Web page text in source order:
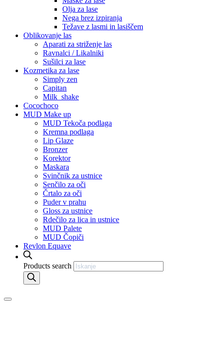
Olja za lase
Nega brez izpiranja
Težave z lasmi in lasiščem
Oblikovanje las
Aparati za striženje las
Ravnalci / Likalniki
Sušilci za lase
Kozmetika za lase
Simply zen
Capitan
Milk_shake
Cocochoco
MUD Make up
MUD Tekoča podlaga
Kremna podlaga
Lip Glaze
Bronzer
Korektor
Maskara
Svinčnik za ustnice
Senčilo za oči
Črtalo za oči
Puder v prahu
Gloss za ustnice
Rdečilo za lica in ustnice
MUD Palete
MUD Čopiči
Revlon Equave
Products search